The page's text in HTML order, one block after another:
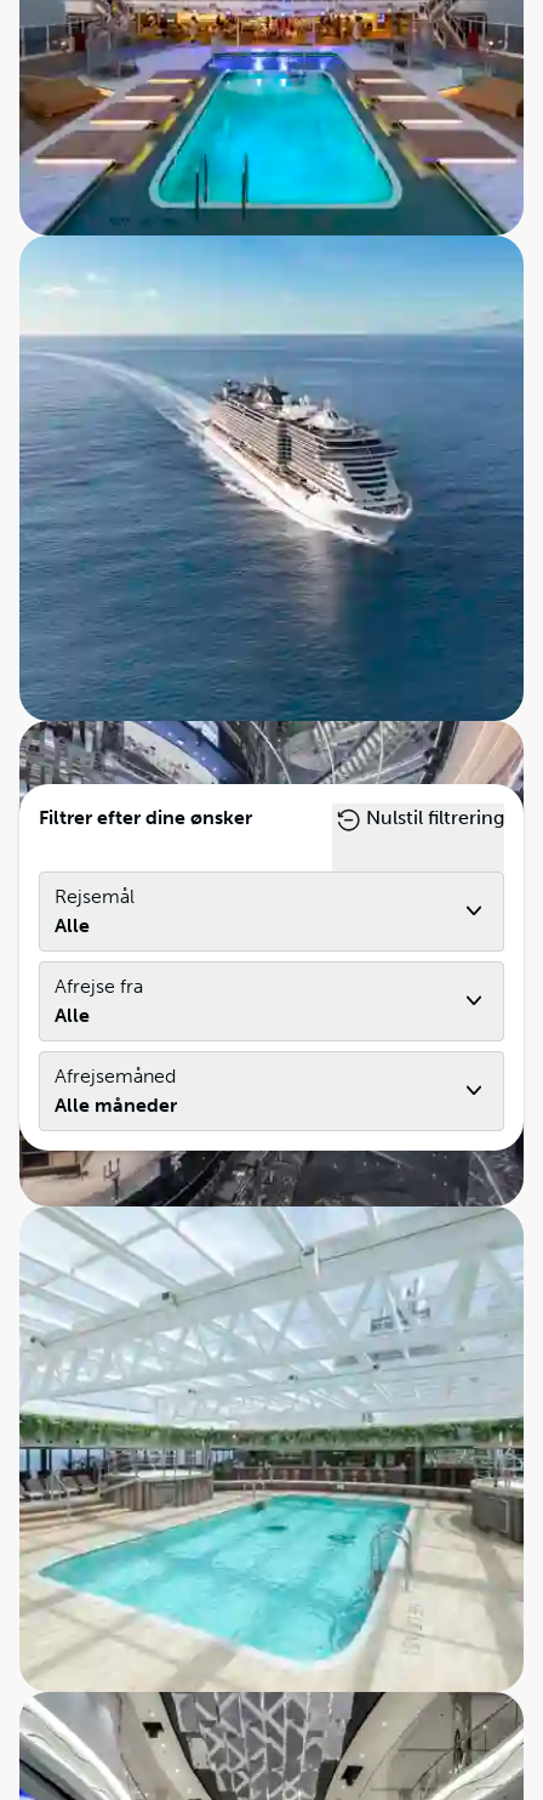
Vores krydstogtskibe byder på komfort i topklasse
med rummelige kahytter, wellness-faciliteter,
swimmingpools og flere restauranter med
gourmetmad. Her kan du slappe af på dækket med
en bog i hånden, tage en dukkert i poolen eller nyde
en cocktail i baren med udsigt til havets blå vidder.
Derudover arrangerer vi spændende foredrag og
aktiviteter ombord, så du kan blive klogere på de
steder, du besøger. Vores danske rejseleder og lokale
eksperter står klar til at guide dig til de bedste
oplevelser, så du trygt kan nyde rejsen.
Perfekt til alle typer rejsende
Vores havkrydstogter er populære blandt både par,
singler og grupper i alle aldre. Den afslappede
atmosfære, kombineret med muligheden for at
møde nye mennesker, gør det til en social og
hyggelig ferieform. Samtidig kan du vælge udflugter,
der passer til dit tempo – om du ønsker aktive
vandreture, kulturelle guidede ture eller bare ro og
fred.
Filtrer efter dine ønsker Nulstil filtrering
Rejsemål
Alle
Afrejse fra
Alle
Afrejsemåned
Alle måneder
Ingen rejser fundet
En cruiseoplevelse med fokus på kvalitet og
komfort
MSC Cruises kombinerer moderne luksus med en
varm og imødekommende atmosfære. Ombord kan
du slappe af i smagfuldt indrettede kahytter, nyde
wellness- og spa-oplevelser, eller tage en dukkert i
en af skibets flere swimmingpools. For dem, der
ønsker lidt mere action, byder skibet på fitnesscenter,
sportsaktiviteter og underholdning for enhver smag.
Oplev unikke destinationer på en nem og bekvem
måde